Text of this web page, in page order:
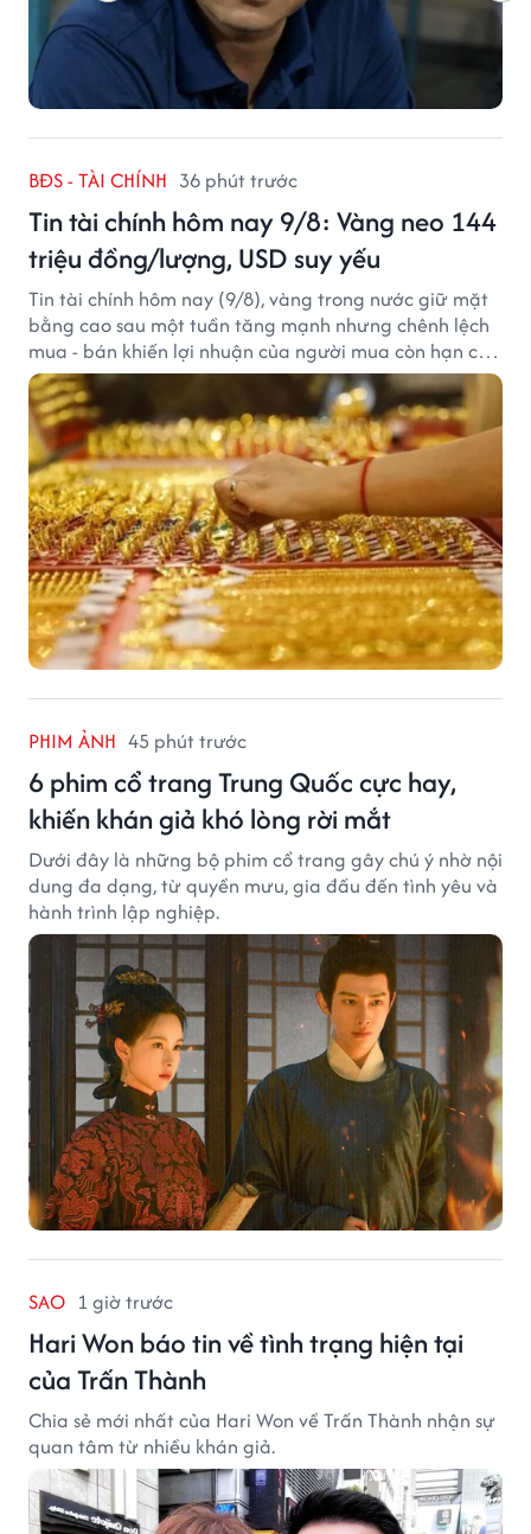
BĐS - TÀI CHÍNH 36 phút trước
Tin tài chính hôm nay 9/8: Vàng neo 144
triệu đồng/lượng, USD suy yếu
Tin tài chính hôm nay (9/8), vàng trong nước giữ mặt
bằng cao sau một tuần tăng mạnh nhưng chênh lệch
mua - bán khiến lợi nhuận của người mua còn hạn chế,
trong khi USD chịu sức ép sau dữ liệu việc làm Mỹ gây
thất vọng.
PHIM ẢNH 45 phút trước
6 phim cổ trang Trung Quốc cực hay,
khiến khán giả khó lòng rời mắt
Dưới đây là những bộ phim cổ trang gây chú ý nhờ nội
dung đa dạng, từ quyền mưu, gia đấu đến tình yêu và
hành trình lập nghiệp.
SAO 1 giờ trước
Hari Won báo tin về tình trạng hiện tại
của Trấn Thành
Chia sẻ mới nhất của Hari Won về Trấn Thành nhận sự
quan tâm từ nhiều khán giả.